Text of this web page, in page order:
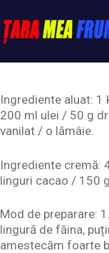
to
content
Ingrediente aluat:
200 ml ulei / 50 g
vanilat / o lămâie.
Ingrediente cremă:
linguri cacao / 150
Mod de preparare:
lingură de făina,
amestecăm foarte